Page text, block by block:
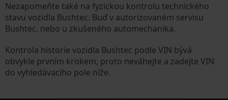
Nezapomeňte také na fyzickou kontrolu technického
stavu vozidla Bushtec. Buď v autorizovaném servisu
Bushtec, nebo u zkušeného automechanika.
Kontrola historie vozidla Bushtec podle VIN bývá
obvykle prvním krokem, proto neváhejte a zadejte VIN
do vyhledávacího pole níže.